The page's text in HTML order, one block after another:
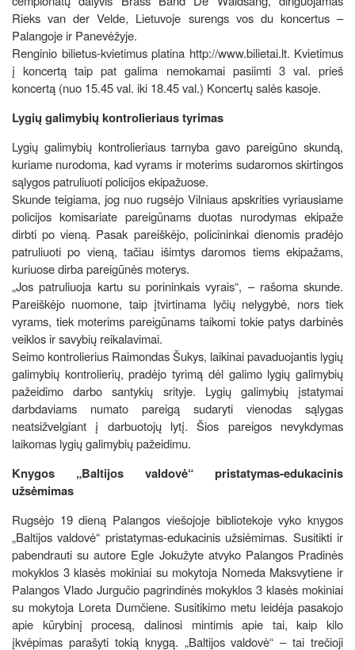
Rieks van der Velde, Lietuvoje surengs vos du koncertus –
Palangoje ir Panevėžyje.
Renginio bilietus-kvietimus platina http://www.bilietai.lt. Kvietimus
į koncertą taip pat galima nemokamai pasiimti 3 val. prieš
koncertą (nuo 15.45 val. iki 18.45 val.) Koncertų salės kasoje.
Lygių galimybių kontrolieriaus tyrimas
Lygių galimybių kontrolieriaus tarnyba gavo pareigūno skundą,
kuriame nurodoma, kad vyrams ir moterims sudaromos skirtingos
sąlygos patruliuoti policijos ekipažuose.
Skunde teigiama, jog nuo rugsėjo Vilniaus apskrities vyriausiame
policijos komisariate pareigūnams duotas nurodymas ekipaže
dirbti po vieną. Pasak pareiškėjo, policininkai dienomis pradėjo
patruliuoti po vieną, tačiau išimtys daromos tiems ekipažams,
kuriuose dirba pareigūnės moterys.
„Jos patruliuoja kartu su porininkais vyrais“, – rašoma skunde.
Pareiškėjo nuomone, taip įtvirtinama lyčių nelygybė, nors tiek
vyrams, tiek moterims pareigūnams taikomi tokie patys darbinės
veiklos ir savybių reikalavimai.
Seimo kontrolierius Raimondas Šukys, laikinai pavaduojantis lygių
galimybių kontrolierių, pradėjo tyrimą dėl galimo lygių galimybių
pažeidimo darbo santykių srityje. Lygių galimybių įstatymai
darbdaviams numato pareigą sudaryti vienodas sąlygas
neatsižvelgiant į darbuotojų lytį. Šios pareigos nevykdymas
laikomas lygių galimybių pažeidimu.
Knygos „Baltijos valdovė“ pristatymas-edukacinis
užsėmimas
Rugsėjo 19 dieną Palangos viešojoje bibliotekoje vyko knygos
„Baltijos valdovė“ pristatymas-edukacinis užsiėmimas. Susitikti ir
pabendrauti su autore Egle Jokužyte atvyko Palangos Pradinės
mokyklos 3 klasės mokiniai su mokytoja Nomeda Maksvytiene ir
Palangos Vlado Jurgučio pagrindinės mokyklos 3 klasės mokiniai
su mokytoja Loreta Dumčiene. Susitikimo metu leidėja pasakojo
apie kūrybinį procesą, dalinosi mintimis apie tai, kaip kilo
įkvėpimas parašyti tokią knygą. „Baltijos valdovė“ – tai trečioji